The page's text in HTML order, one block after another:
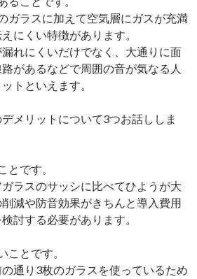
ガラスに加えて空気層にガスが充満
にくい特徴があります。
れにくいだけでなく、大通りに面
があるなどで周囲の音が気なる人
トといえます。
メリットについて3つお話ししま
とです。
ラスのサッシに比べてひようが大
減や防音効果がきちんと導入費用
討する必要があります。
ことです。
通り3枚のガラスを使っているため